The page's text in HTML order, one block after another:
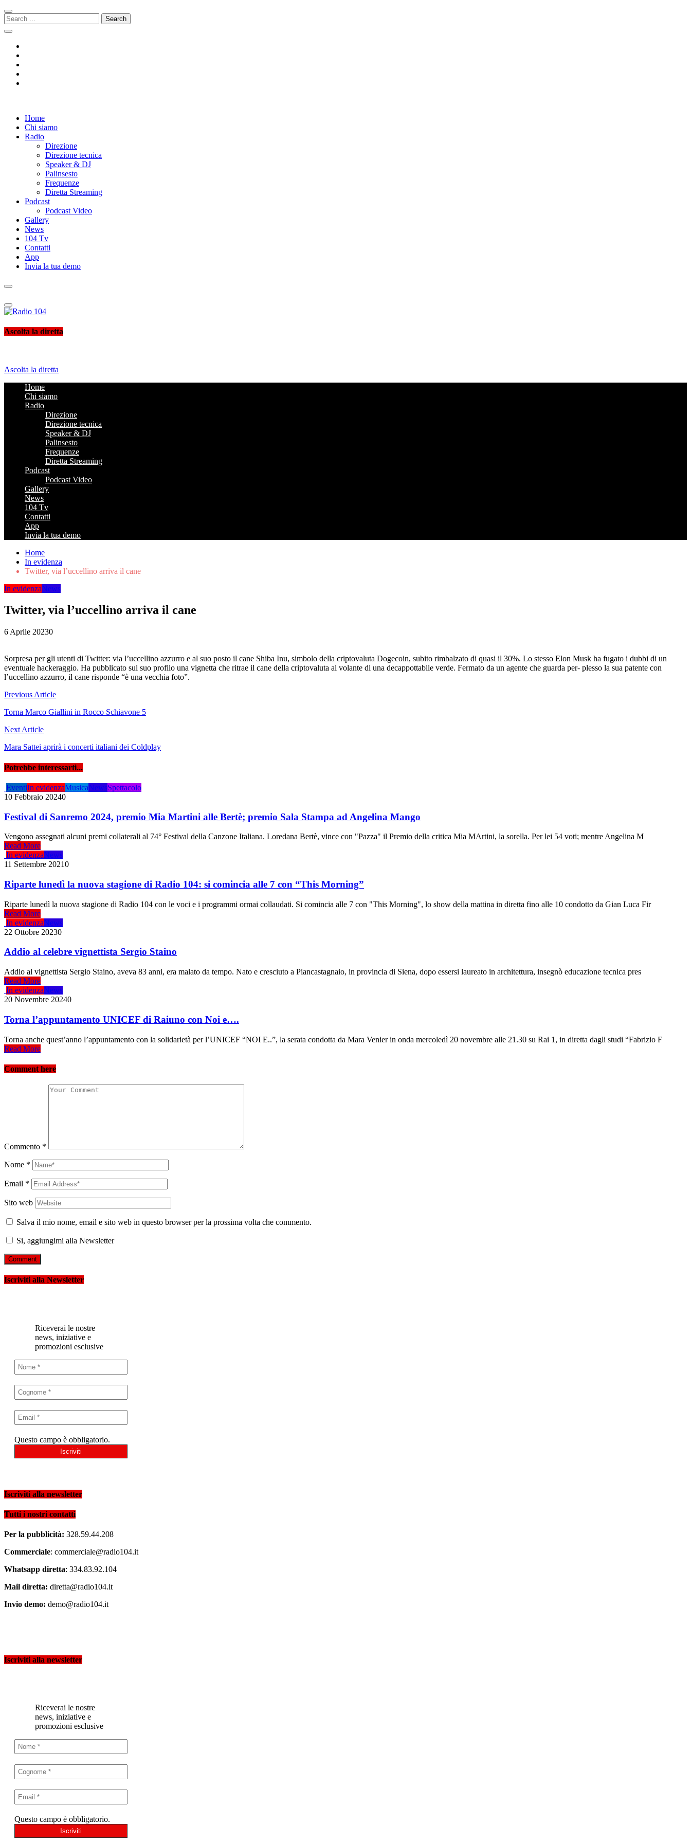
Skip
to
navigation
Skip
to
content
Search
for:
Radio 104
Like It !Home
Chi siamo
Radio
Direzione
Direzione tecnica
Speaker & DJ
Palinsesto
Frequenze
Diretta Streaming
Podcast
Podcast Video
Gallery
News
104 Tv
Contatti
App
Invia la tua demo
Radio 104
Like It !
Ascolta la diretta
Ascolta la diretta
Home
Chi siamo
Radio
Direzione
Direzione tecnica
Speaker & DJ
Palinsesto
Frequenze
Diretta Streaming
Podcast
Podcast Video
Gallery
News
104 Tv
Contatti
App
Invia la tua demo
Home
In evidenza
Twitter, via l’uccellino arriva il cane
In evidenzaNews
Twitter, via l’uccellino arriva il cane
6 Aprile 20230
Sorpresa per gli utenti di Twitter: via l’uccellino azzurro e al suo posto il cane Shiba Inu, simbolo della criptovaluta Dogecoin, subito rimbalzato di quasi il 30%. Lo stesso Elon Musk ha fugato i dubbi di un
eventuale hackeraggio. Ha pubblicato sul suo profilo una vignetta che ritrae il cane della criptovaluta al volante di una decappottabile verde. Fermato da un agente che guarda per- plesso la sua patente con
l’uccellino azzurro, il cane risponde “è una vecchia foto”.
Navigazione
articoli
Previous Article
Torna Marco Giallini in Rocco Schiavone 5
Next Article
Mara Sattei aprirà i concerti italiani dei Coldplay
Potrebbe interessarti...
EventiIn evidenzaMusicaNewsSpettacolo
10 Febbraio 20240
Festival di Sanremo 2024, premio Mia Martini alle Bertè; premio Sala Stampa ad Angelina Mango
Vengono assegnati alcuni premi collaterali al 74° Festival della Canzone Italiana. Loredana Bertè, vince con "Pazza" il Premio della critica Mia MArtini, la sorella. Per lei 54 voti; mentre Angelina M
Read More
In evidenzaNews
11 Settembre 20210
Riparte lunedì la nuova stagione di Radio 104: si comincia alle 7 con “This Morning”
Riparte lunedì la nuova stagione di Radio 104 con le voci e i programmi ormai collaudati. Si comincia alle 7 con "This Morning", lo show della mattina in diretta fino alle 10 condotto da Gian Luca Fir
Read More
In evidenzaNews
22 Ottobre 20230
Addio al celebre vignettista Sergio Staino
Addio al vignettista Sergio Staino, aveva 83 anni, era malato da tempo. Nato e cresciuto a Piancastagnaio, in provincia di Siena, dopo essersi laureato in architettura, insegnò educazione tecnica pres
Read More
In evidenzaNews
20 Novembre 20240
Torna l’appuntamento UNICEF di Raiuno con Noi e….
Torna anche quest’anno l’appuntamento con la solidarietà per l’UNICEF “NOI E..”, la serata condotta da Mara Venier in onda mercoledì 20 novembre alle 21.30 su Rai 1, in diretta dagli studi “Fabrizio F
Read More
Comment here
Commento *
Nome *
Email *
Sito web
Salva il mio nome, email e sito web in questo browser per la prossima volta che commento.
Si, aggiungimi alla Newsletter
Iscriviti alla Newsletter
Riceverai le nostre
news, iniziative e
promozioni esclusive
Questo campo è obbligatorio.
Iscriviti alla newsletter
Tutti i nostri contatti
Per la pubblicità: 328.59.44.208
Commerciale: commerciale@radio104.it
Whatsapp diretta: 334.83.92.104
Mail diretta: diretta@radio104.it
Invio demo: demo@radio104.it
Iscriviti alla newsletter
Riceverai le nostre
news, iniziative e
promozioni esclusive
Questo campo è obbligatorio.